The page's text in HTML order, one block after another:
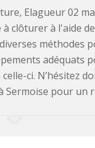
Elagueur 02
clôturer à l'aide
méthodes
adéquats
ci. N’hésitez
Sermoise pour un